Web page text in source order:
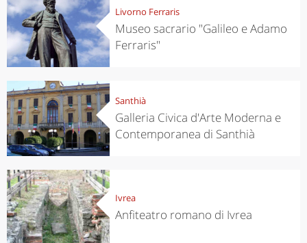
Livorno Ferraris
Museo sacrario "Galileo e Adamo
Ferraris"
Santhià
Galleria Civica d'Arte Moderna e
Contemporanea di Santhià
Ivrea
Anfiteatro romano di Ivrea